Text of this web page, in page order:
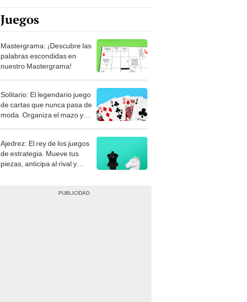
Juegos
Mastergrama: ¡Descubre las
palabras escondidas en
nuestro Mastergrama!
Solitario: El legendario juego
de cartas que nunca pasa de
moda. Organiza el mazo y
Ajedrez: El rey de los juegos
de estrategia. Mueve tus
piezas, anticipa al rival y